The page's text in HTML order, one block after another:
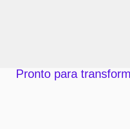
Pronto para